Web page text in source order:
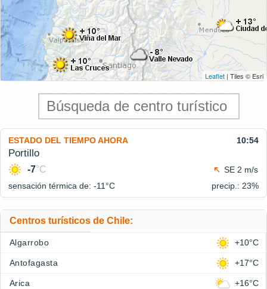
Leaflet | Tiles © Esri
ESTADO DEL TIEMPO AHORA 10:54
Portillo
-7°C
SE 2 m/s
sensación térmica de: -11°C precip.: 23%
Centros turísticos de Chile:
Algarrobo +10°C
Antofagasta +17°C
Arica +16°C